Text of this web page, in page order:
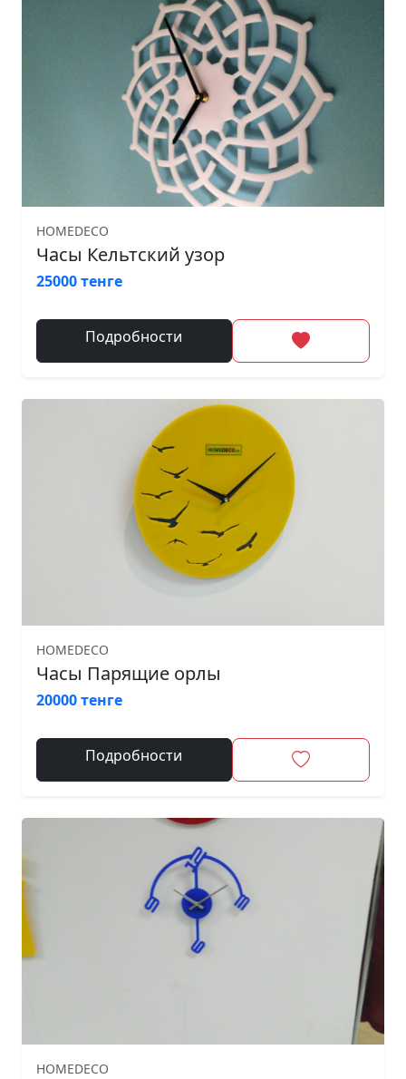
HOMEDECO
Часы Кельтский узор
25000 тенге
Подробности
HOMEDECO
Часы Парящие орлы
20000 тенге
Подробности
HOMEDECO